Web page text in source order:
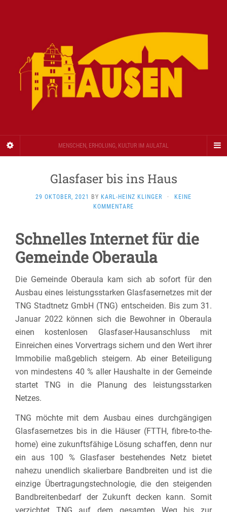
MENSCHEN, ERHOLUNG, KULTUR IM AULATAL
Glasfaser bis ins Haus
29 OKTOBER, 2021 BY KARL-HEINZ KLINGER ·
KEINE
KOMMENTARE
Schnelles Internet für die
Gemeinde Oberaula
Die Gemeinde Oberaula kam sich ab sofort für den
Ausbau eines leistungsstarken Glasfasernetzes mit der
TNG Stadtnetz GmbH (TNG) entscheiden. Bis zum 31.
Januar 2022 können sich die Bewohner in Oberaula
einen kostenlosen Glasfaser-Hausanschluss mit
Einreichen eines Vorvertrags sichern und den Wert ihrer
Immobilie maßgeblich steigern. Ab einer Beteiligung
von mindestens 40 % aller Haushalte in der Gemeinde
startet TNG in die Planung des leistungsstarken
Netzes.
TNG möchte mit dem Ausbau eines durchgängigen
Glasfasernetzes bis in die Häuser (FTTH, fibre-to-the-
home) eine zukunftsfähige Lösung schaffen, denn nur
ein aus 100 % Glasfaser bestehendes Netz bietet
nahezu unendlich skalierbare Bandbreiten und ist die
einzige Übertragungstechnologie, die den steigenden
Bandbreitenbedarf der Zukunft decken kann. Somit